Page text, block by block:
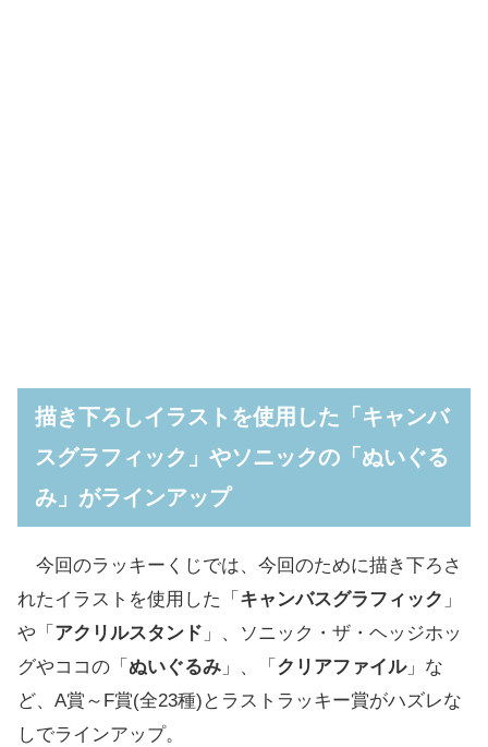
描き下ろしイラストを使用した「キャンバ
スグラフィック」やソニックの「ぬいぐる
み」がラインアップ
今回のラッキーくじでは、今回のために描き下ろさ
れたイラストを使用した「 キャンバスグラフィック 」
や「 アクリルスタンド 」、ソニック・ザ・ヘッジホッ
グやココの「 ぬいぐるみ 」、「 クリアファイル」な
ど、A賞～F賞(全23種)とラストラッキー賞がハズレな
しでラインアップ。